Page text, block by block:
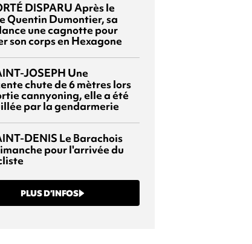
DISPARUAprès le
Quentin Dumontier, sa
une cagnotte pour
son corps en Hexagone
JOSEPH Une
chute de 6 mètres lors
cannyoning, elle a été
par la gendarmerie
DENIS Le Barachois
pour l'arrivée du
PLUS D’INFOS